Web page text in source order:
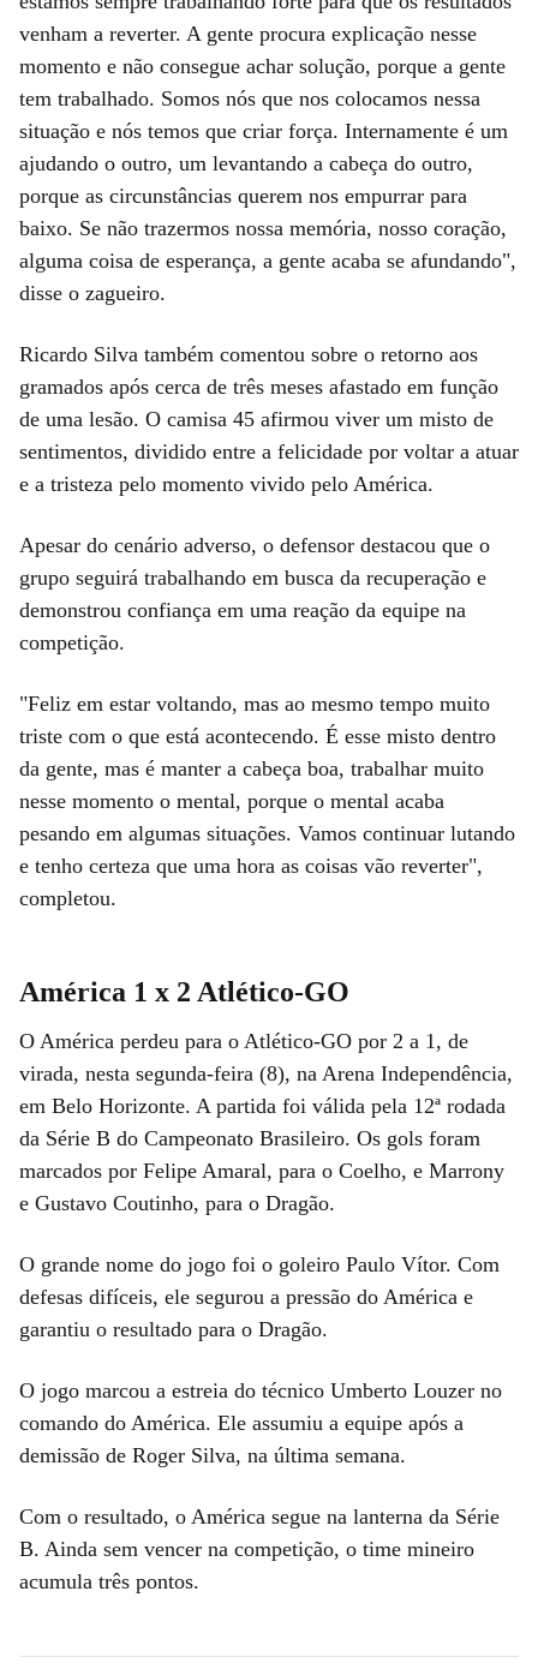
venham a reverter. A gente procura explicação nesse
momento e não consegue achar solução, porque a gente
tem trabalhado. Somos nós que nos colocamos nessa
situação e nós temos que criar força. Internamente é um
ajudando o outro, um levantando a cabeça do outro,
porque as circunstâncias querem nos empurrar para
baixo. Se não trazermos nossa memória, nosso coração,
alguma coisa de esperança, a gente acaba se afundando",
disse o zagueiro.
Ricardo Silva também comentou sobre o retorno aos
gramados após cerca de três meses afastado em função
de uma lesão. O camisa 45 afirmou viver um misto de
sentimentos, dividido entre a felicidade por voltar a atuar
e a tristeza pelo momento vivido pelo América.
Apesar do cenário adverso, o defensor destacou que o
grupo seguirá trabalhando em busca da recuperação e
demonstrou confiança em uma reação da equipe na
competição.
"Feliz em estar voltando, mas ao mesmo tempo muito
triste com o que está acontecendo. É esse misto dentro
da gente, mas é manter a cabeça boa, trabalhar muito
nesse momento o mental, porque o mental acaba
pesando em algumas situações. Vamos continuar lutando
e tenho certeza que uma hora as coisas vão reverter",
completou.
América 1 x 2 Atlético-GO
O América perdeu para o Atlético-GO por 2 a 1, de
virada, nesta segunda-feira (8), na Arena Independência,
em Belo Horizonte. A partida foi válida pela 12ª rodada
da Série B do Campeonato Brasileiro. Os gols foram
marcados por Felipe Amaral, para o Coelho, e Marrony
e Gustavo Coutinho, para o Dragão.
O grande nome do jogo foi o goleiro Paulo Vítor. Com
defesas difíceis, ele segurou a pressão do América e
garantiu o resultado para o Dragão.
O jogo marcou a estreia do técnico Umberto Louzer no
comando do América. Ele assumiu a equipe após a
demissão de Roger Silva, na última semana.
Com o resultado, o América segue na lanterna da Série
B. Ainda sem vencer na competição, o time mineiro
acumula três pontos.